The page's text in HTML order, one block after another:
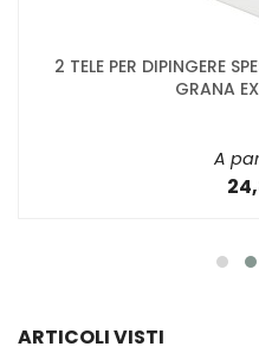
2 TELE PER DIPINGERE
GRANA
A
ARTICOLI VISTI